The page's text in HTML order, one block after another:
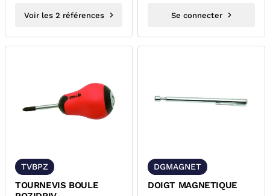
Voir les 2 références Se connecter
TVBPZ
TOURNEVIS BOULE
DGMAGNET
DOIGT MAGNETIQUE